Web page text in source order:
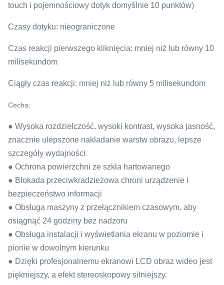
touch i pojemnościowy dotyk domyślnie 10 punktów)
Czasy dotyku: nieograniczone
Czas reakcji pierwszego kliknięcia: mniej niż lub równy 10
milisekundom
Ciągły czas reakcji: mniej niż lub równy 5 milisekundom
Cecha:
● Wysoka rozdzielczość, wysoki kontrast, wysoka jasność,
znacznie ulepszone nakładanie warstw obrazu, lepsze
szczegóły wydajności
● Ochrona powierzchni ze szkła hartowanego
● Blokada przeciwkradzieżowa chroni urządzenie i
bezpieczeństwo informacji
● Obsługa maszyny z przełącznikiem czasowym, aby
osiągnąć 24 godziny bez nadzoru
● Obsługa instalacji i wyświetlania ekranu w poziomie i
pionie w dowolnym kierunku
● Dzięki profesjonalnemu ekranowi LCD obraz wideo jest
piękniejszy, a efekt stereoskopowy silniejszy.